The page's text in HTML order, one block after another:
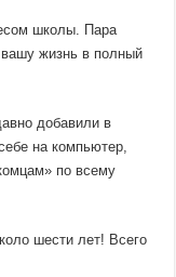
школы. Пара
вашу жизнь в полный
добавили в
на компьютер,
по всему
шести лет! Всего